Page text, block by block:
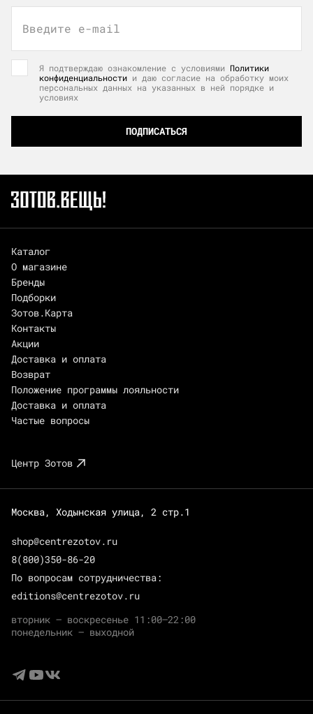
Введите e-mail
Я подтверждаю ознакомление с условиями Политики
конфиденциальности и даю согласие на обработку моих
персональных данных на указанных в ней порядке и
условиях
ПОДПИСАТЬСЯ
Каталог
О магазине
Бренды
Подборки
Зотов.Карта
Контакты
Акции
Доставка и оплата
Возврат
Положение программы лояльности
Доставка и оплата
Частые вопросы
Центр Зотов
Москва, Ходынская улица, 2 стр.1
shop@centrezotov.ru
8(800)350-86-20
По вопросам сотрудничества:
editions@centrezotov.ru
вторник — воскресенье 11:00–22:00
понедельник — выходной